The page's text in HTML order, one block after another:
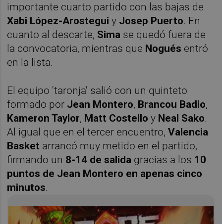
importante cuarto partido con las bajas de
Xabi López-Arostegui y Josep Puerto. En
cuanto al descarte, Sima se quedó fuera de
la convocatoria, mientras que Nogués entró
en la lista.
El equipo 'taronja' salió con un quinteto
formado por Jean Montero, Brancou Badio,
Kameron Taylor, Matt Costello y Neal Sako.
Al igual que en el tercer encuentro,Valencia
Basket arrancó muy metido en el partido,
firmando un 8-14 de salida gracias a los 10
puntos de Jean Montero en apenas cinco
minutos.